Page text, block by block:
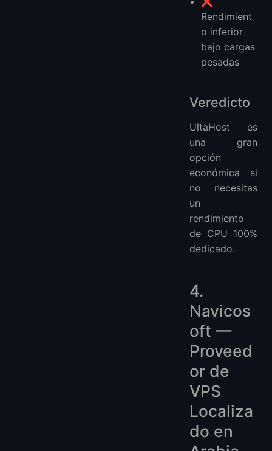
Rendimient
o inferior
bajo cargas
pesadas
Veredicto
UltaHost es
una gran
opción
económica si
no necesitas
un
rendimiento
de CPU 100%
dedicado.
4.
Navicos
oft —
Proveed
or de
VPS
Localiza
do en